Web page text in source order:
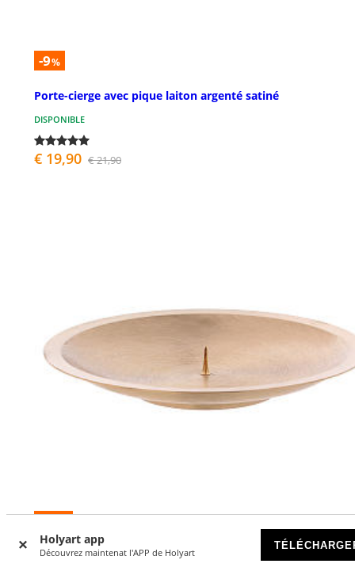
Holyart app
Découvrez maintenat l'APP de Holyart
-9%
Porte-cierge avec pique laiton argenté satiné
DISPONIBLE
€ 19,90 € 21,90
-10
Assiette pour bougie laiton satiné avec pique 16 cm